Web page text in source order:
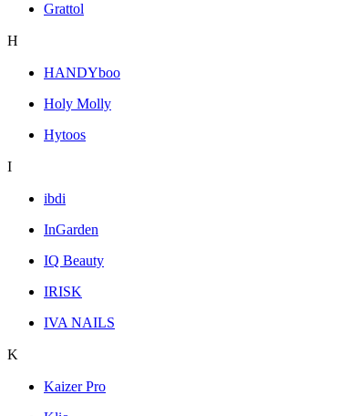
Grattol
H
HANDYboo
Holy Molly
Hytoos
I
ibdi
InGarden
IQ Beauty
IRISK
IVA NAILS
K
Kaizer Pro